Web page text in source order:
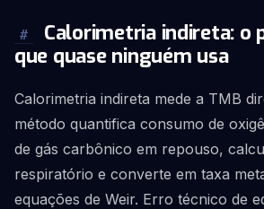
#
Calorimetria indireta: o
que quase ninguém usa
Calorimetria indireta mede a TMB
método quantifica consumo de
de gás carbônico em repouso,
respiratório e converte em taxa
equações de Weir. Erro técnico de